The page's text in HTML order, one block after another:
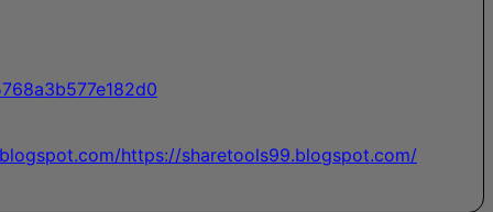
https://sharetools99.blogspot.com/